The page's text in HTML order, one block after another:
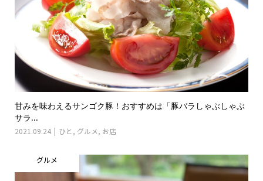
甘みを味わえるサンゴク豚！おすすめは「豚バラしゃぶしゃぶ
サラ...
2021.09.24 ひと , グルメ, お店
グルメ